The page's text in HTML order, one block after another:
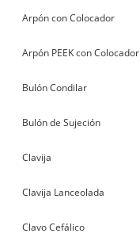
Arpón con Colocador
Arpón PEEK con Colocador
Bulón Condilar
Bulón de Sujeción
Clavija
Clavija Lanceolada
Clavo Cefálico